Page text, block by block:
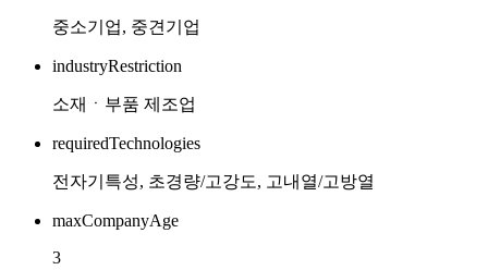
중소기업, 중견기업
industryRestriction
소재ㆍ부품 제조업
requiredTechnologies
전자기특성, 초경량/고강도, 고내열/고방열
maxCompanyAge
3